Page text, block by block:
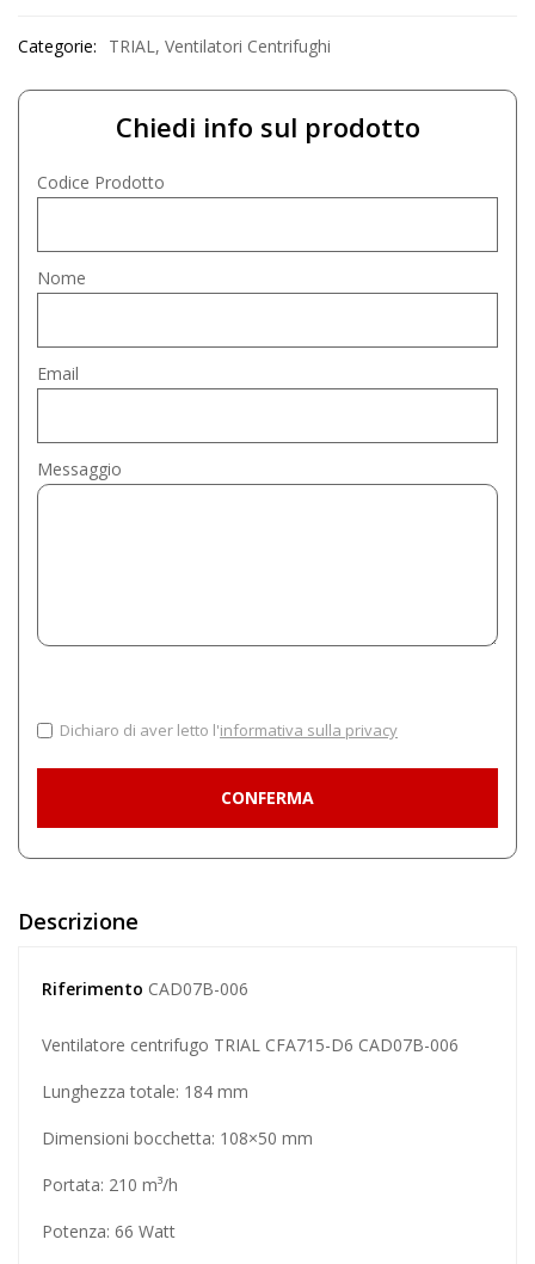
Categorie: TRIAL , Ventilatori Centrifughi
Chiedi info sul prodotto
Codice Prodotto
Nome
Email
Messaggio
Dichiaro di aver letto l'informativa sulla privacy
Descrizione
Riferimento CAD07B-006
Ventilatore centrifugo TRIAL CFA715-D6 CAD07B-006
Lunghezza totale: 184 mm
Dimensioni bocchetta: 108×50 mm
Portata: 210 m³/h
Potenza: 66 Watt